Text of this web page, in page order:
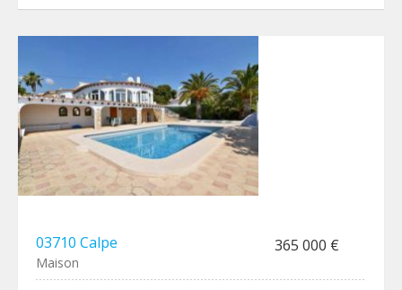
03710 Calpe 365 000 €
Maison